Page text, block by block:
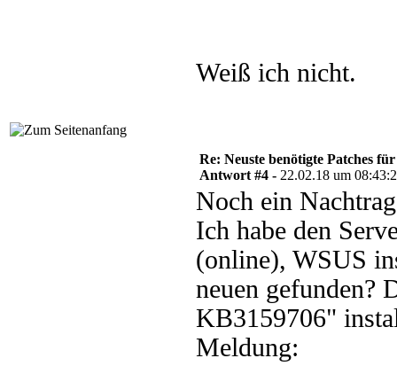
Weiß ich nicht.
Re: Neuste benötigte Patches
Antwort #4 - 22.02.18 um
Noch ein
Ich habe den
(online), WSUS
neuen gefunden?
KB3159706"
Meldung: